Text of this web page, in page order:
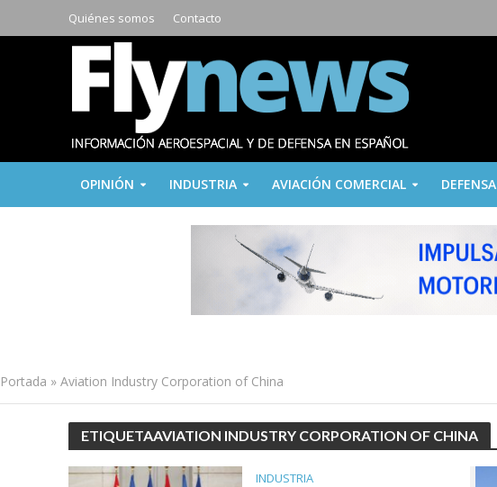
Quiénes somos Contacto
OPINIÓN INDUSTRIA AVIACIÓN COMERCIAL DEFENSA
Portada » Aviation Industry Corporation of China
ETIQUETAAVIATION INDUSTRY CORPORATION OF CHINA
INDUSTRIA